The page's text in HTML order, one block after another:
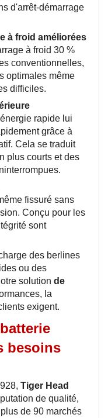
d'arrêt-démarrage
à froid améliorées
à froid 30 %
conventionnelles,
optimales même
difficiles.
rapide lui
grâce à
Cela se traduit
plus courts et des
fissuré sans
Conçu pour les
sont
des berlines
ou des
solution de
la
exigent.
besoins
Tiger Head
de qualité,
de 90 marchés